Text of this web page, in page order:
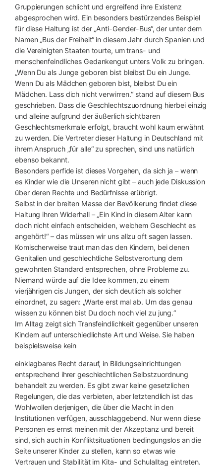
Gruppierungen schlicht und ergreifend ihre Existenz
abgesprochen wird. Ein besonders bestürzendes Beispiel
für diese Haltung ist der „Anti-Gender-Bus“, der unter dem
Namen „Bus der Freiheit“ in diesem Jahr durch Spanien und
die Vereinigten Staaten tourte, um trans- und
menschenfeindliches Gedankengut unters Volk zu bringen.
„Wenn Du als Junge geboren bist bleibst Du ein Junge.
Wenn Du als Mädchen geboren bist, bleibst Du ein
Mädchen. Lass dich nicht verwirren.“ stand auf diesem Bus
geschrieben. Dass die Geschlechtszuordnung hierbei einzig
und alleine aufgrund der äußerlich sichtbaren
Geschlechtsmerkmale erfolgt, braucht wohl kaum erwähnt
zu werden. Die Vertreter dieser Haltung in Deutschland mit
ihrem Anspruch „für alle“ zu sprechen, sind uns natürlich
ebenso bekannt.
Besonders perfide ist dieses Vorgehen, da sich ja – wenn
es Kinder wie die Unseren nicht gibt – auch jede Diskussion
über deren Rechte und Bedürfnisse erübrigt.
Selbst in der breiten Masse der Bevölkerung findet diese
Haltung ihren Widerhall – „Ein Kind in diesem Alter kann
doch nicht einfach entscheiden, welchem Geschlecht es
angehört!“ – das müssen wir uns allzu oft sagen lassen.
Komischerweise traut man das den Kindern, bei denen
Genitalien und geschlechtliche Selbstverortung dem
gewohnten Standard entsprechen, ohne Probleme zu.
Niemand würde auf die Idee kommen, zu einem
vierjährigen cis Jungen, der sich deutlich als solcher
einordnet, zu sagen: „Warte erst mal ab. Um das genau
wissen zu können bist Du doch noch viel zu jung.“
Im Alltag zeigt sich Transfeindlichkeit gegenüber unseren
Kindern auf unterschiedlichste Art und Weise. Sie haben
beispielsweise kein
einklagbares Recht darauf, in Bildungseinrichtungen
entsprechend ihrer geschlechtlichen Selbstzuordnung
behandelt zu werden. Es gibt zwar keine gesetzlichen
Regelungen, die das verbieten, aber letztendlich ist das
Wohlwollen derjenigen, die über die Macht in den
Institutionen verfügen, ausschlaggebend. Nur wenn diese
Personen es ernst meinen mit der Akzeptanz und bereit
sind, sich auch in Konfliktsituationen bedingungslos an die
Seite unserer Kinder zu stellen, kann so etwas wie
Vertrauen und Stabilität im Kita- und Schulalltag eintreten.